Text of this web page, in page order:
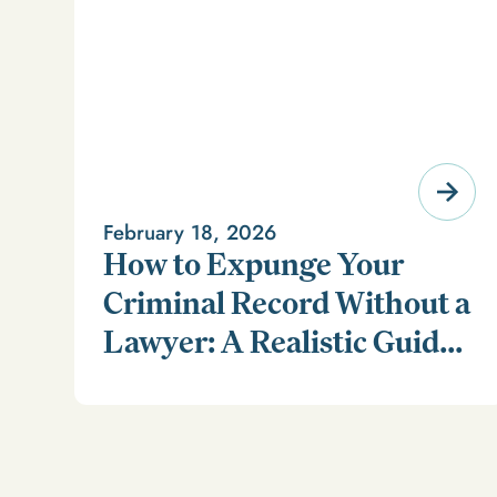
February 18, 2026
How to Expunge Your
Criminal Record Without a
Lawyer: A Realistic Guide